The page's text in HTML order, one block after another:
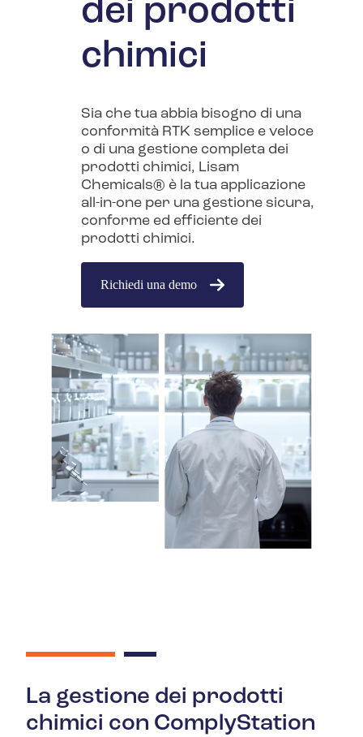
dei prodotti
chimici
Sia che tua abbia bisogno di una
conformità RTK semplice e veloce
o di una gestione completa dei
prodotti chimici, Lisam
Chemicals® è la tua applicazione
all-in-one per una gestione sicura,
conforme ed efficiente dei
prodotti chimici.
Richiedi una demo
La gestione dei prodotti
chimici con ComplyStation